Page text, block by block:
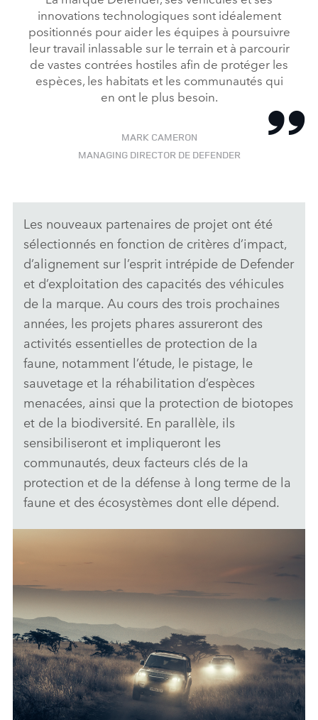
innovations technologiques sont idéalement
positionnés pour aider les équipes à poursuivre
leur travail inlassable sur le terrain et à parcourir
de vastes contrées hostiles afin de protéger les
espèces, les habitats et les communautés qui
en ont le plus besoin.
MARK CAMERON
MANAGING DIRECTOR DE DEFENDER
Les nouveaux partenaires de projet ont été
sélectionnés en fonction de critères d’impact,
d’alignement sur l’esprit intrépide de Defender
et d’exploitation des capacités des véhicules
de la marque. Au cours des trois prochaines
années, les projets phares assureront des
activités essentielles de protection de la
faune, notamment l’étude, le pistage, le
sauvetage et la réhabilitation d’espèces
menacées, ainsi que la protection de biotopes
et de la biodiversité. En parallèle, ils
sensibiliseront et impliqueront les
communautés, deux facteurs clés de la
protection et de la défense à long terme de la
faune et des écosystèmes dont elle dépend.